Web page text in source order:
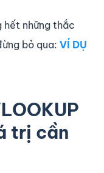
hết những thắc
bỏ qua: VÍ DỤ
trị cần